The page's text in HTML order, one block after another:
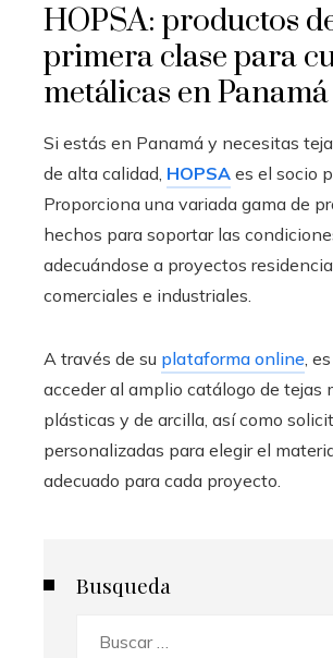
HOPSA: productos
primera clase para
metálicas en Panamá
Si estás en Panamá y necesitas
de alta calidad, HOPSA es el socio
Proporciona una variada gama de
hechos para soportar las
adecuándose a proyectos
comerciales e industriales.
A través de su plataforma online ,
acceder al amplio catálogo de tejas
plásticas y de arcilla, así como
personalizadas para elegir el
adecuado para cada proyecto.
Busqueda